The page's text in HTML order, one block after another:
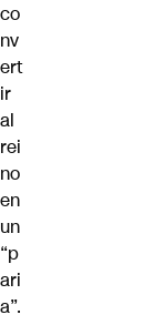
co
nv
ert
ir
al
rei
no
en
un
“p
ari
a”.